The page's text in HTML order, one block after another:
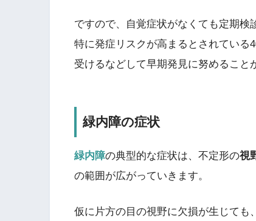
ですので、自覚症状がなくても定期検
特に発症リスクが高まるとされている
受けるなどして早期発見に努めること
緑内障の症状
緑内障の典型的な症状は、不定形の視
の範囲が広がっていきます。
仮に片方の目の視野に欠損が生じても